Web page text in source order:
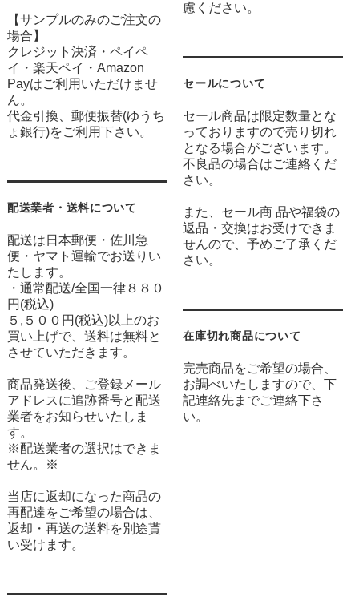
【サンプルのみのご注文の
場合】
クレジット決済・ペイペ
イ・楽天ペイ・Amazon
Payはご利用いただけませ
ん。
代金引換、郵便振替(ゆうち
ょ銀行)をご利用下さい。
配送業者・送料について
配送は日本郵便・佐川急
便・ヤマト運輸でお送りい
たします。
・通常配送/全国一律８８０
円(税込)
５,５００円(税込)以上のお
買い上げで、送料は無料と
させていただきます。
商品発送後、ご登録メール
アドレスに追跡番号と配送
業者をお知らせいたしま
す。
※配送業者の選択はできま
せん。※
当店に返却になった商品の
再配達をご希望の場合は、
返却・再送の送料を別途貰
い受けます。
慮ください。
セールについて
セール商品は限定数量とな
っておりますので売り切れ
となる場合がございます。
不良品の場合はご連絡くだ
さい。
また、セール商 品や福袋の
返品・交換はお受けできま
せんので、予めご了承くだ
さい。
在庫切れ商品について
完売商品をご希望の場合、
お調べいたしますので、下
記連絡先までご連絡下さ
い。